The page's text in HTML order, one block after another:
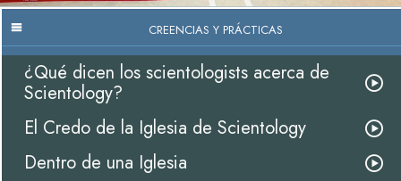
CREENCIAS Y PRÁCTICAS
¿Qué dicen los scientologists acerca de
Scientology?
El Credo de la Iglesia de Scientology
Dentro de una Iglesia